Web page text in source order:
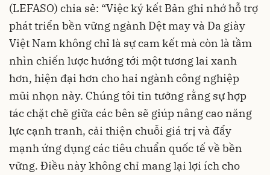
(LEFASO) chia sẻ: “Việc ký kết Bản ghi nhớ hỗ trợ
phát triển bền vững ngành Dệt may và Da giày
Việt Nam không chỉ là sự cam kết mà còn là tầm
nhìn chiến lược hướng tới một tương lai xanh
hơn, hiện đại hơn cho hai ngành công nghiệp
mũi nhọn này. Chúng tôi tin tưởng rằng sự hợp
tác chặt chẽ giữa các bên sẽ giúp nâng cao năng
lực cạnh tranh, cải thiện chuỗi giá trị và đẩy
mạnh ứng dụng các tiêu chuẩn quốc tế về bền
vững. Điều này không chỉ mang lại lợi ích cho